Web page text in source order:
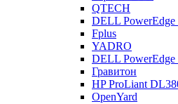
QTECH
DELL PowerEdge
Fplus
YADRO
DELL PowerEdge
Гравитон
HP ProLiant
OpenYard